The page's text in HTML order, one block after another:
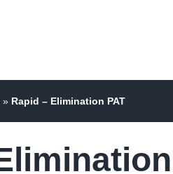
» Rapid – Elimination PAT